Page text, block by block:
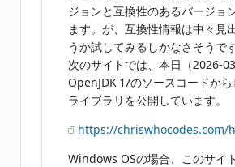
ジョンと互換性のあるバージョ
ます。が、互換性情報は中々見
うか試してみるしかなさそうです
次のサイトでは、本日（2026-
OpenJDK 17のソースコードか
ライブラリを公開しています。
https://chriswhocodes.com/
Windows OSの場合、このサイ